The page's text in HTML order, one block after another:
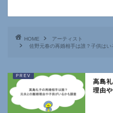
HOME
アーティスト
佐野元春の再婚相手は誰？子供は
高島
理由